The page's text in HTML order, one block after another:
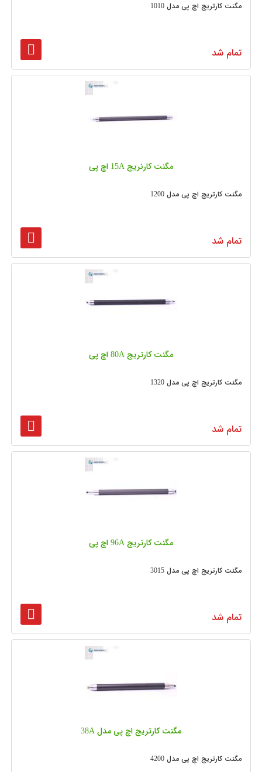
مگنت کارتریج اچ پی مدل 1010
تمام شد
مگنت کارنریج 15A اچ پی
مگنت کارتریج اچ پی مدل 1200
تمام شد
مگنت کارتریج 80A اچ پی
مگنت کارتریج اچ پی مدل 1320
تمام شد
مگنت کارتریج 96A اچ پی
مگنت کارتریج اچ پی مدل 3015
تمام شد
مگنت کارتریج اچ پی مدل 38A
مگنت کارتریج اچ پی مدل 4200